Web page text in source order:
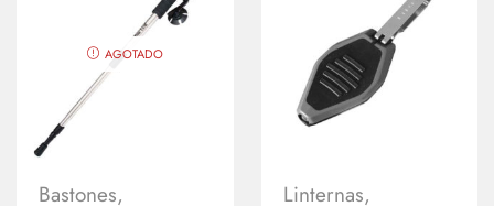
AGOTADO
Bastones, Linternas,